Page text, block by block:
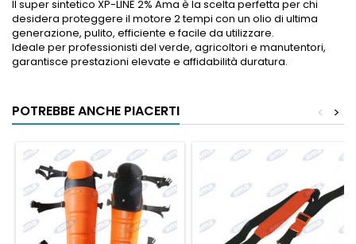
Il super sintetico XP-LINE 2% Ama è la scelta perfetta per chi
desidera proteggere il motore 2 tempi con un olio di ultima
generazione, pulito, efficiente e facile da utilizzare.
Ideale per professionisti del verde, agricoltori e manutentori,
garantisce prestazioni elevate e affidabilità duratura.
POTREBBE ANCHE PIACERTI >
<